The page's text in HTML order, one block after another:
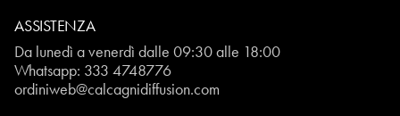
ASSISTENZA
Da lunedì a venerdì dalle 09:30 alle 18:00
Whatsapp: 333 4748776
ordiniweb@calcagnidiffusion.com